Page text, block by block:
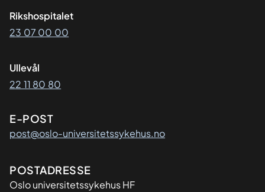
Rikshospitalet
23 07 00 00
Ullevål
22 11 80 80
E-POST
post@oslo-universitetssykehus.no
Adresse
POSTADRESSE
Oslo universitetssykehus HF